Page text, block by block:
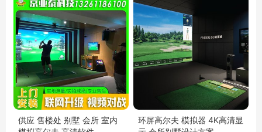
供应 售楼处 别墅 会所 室内
环屏高尔夫 模拟器 4K高清显